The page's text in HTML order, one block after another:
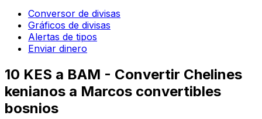
Conversor de divisas
Gráficos de divisas
Alertas de tipos
Enviar dinero
10 KES a BAM - Convertir Chelines
kenianos a Marcos convertibles
bosnios